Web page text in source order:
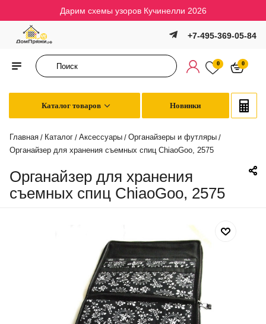
Дарим схемы узоров Кучинелли 2026
+7-495-369-05-84
0 0
Каталог товаров Новинки
Главная / Каталог / Аксессуары / Органайзеры и футляры /
Органайзер для хранения съемных спиц ChiaoGoo, 2575
Органайзер для хранения
съемных спиц ChiaoGoo, 2575